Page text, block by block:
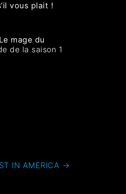
vous plait !
Le mage du
de la saison 1
IN AMERICA →